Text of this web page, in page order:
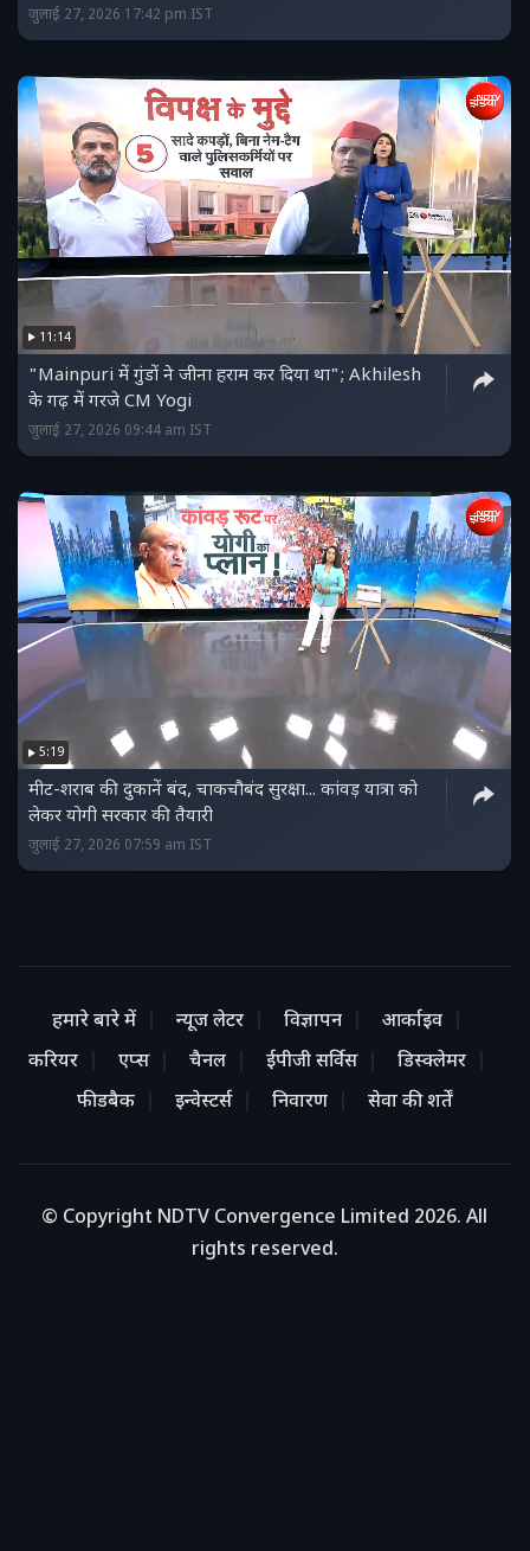
जुलाई 27, 2026 17:42 pm IST
11:14
"Mainpuri में गुंडों ने जीना हराम कर दिया था"; Akhilesh
के गढ़ में गरजे CM Yogi
जुलाई 27, 2026 09:44 am IST
5:19
मीट-शराब की दुकानें बंद, चाकचौबंद सुरक्षा... कांवड़ यात्रा को
लेकर योगी सरकार की तैयारी
जुलाई 27, 2026 07:59 am IST
हमारे बारे में न्यूज लेटर विज्ञापन
आर्काइव
करियर
एप्स चैनल ईपीजी सर्विस
डिस्क्लेमर
फीडबैक
इन्वेस्टर्स निवारण सेवा की शर्तें
© Copyright NDTV Convergence Limited 2026. All
rights reserved.